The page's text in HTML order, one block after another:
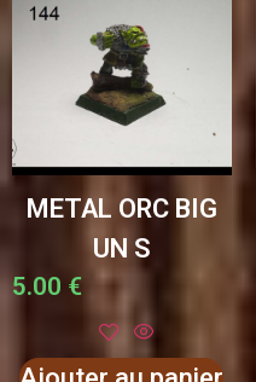
METAL ORC BIG
UN S
5.00 €